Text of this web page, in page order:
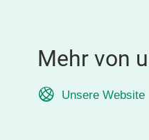
Mehr von
Unsere Website